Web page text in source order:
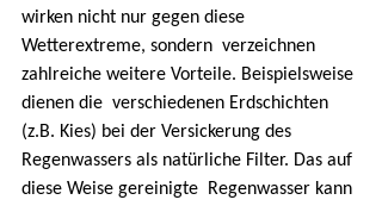
wirken nicht nur gegen diese
Wetterextreme, sondern  verzeichnen
zahlreiche weitere Vorteile. Beispielsweise
dienen die  verschiedenen Erdschichten
(z.B. Kies) bei der Versickerung des
Regenwassers als natürliche Filter. Das auf
diese Weise gereinigte  Regenwasser kann